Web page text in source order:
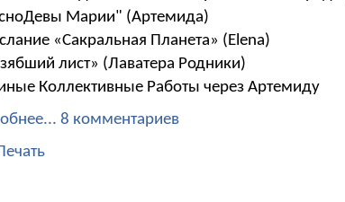
Марии" (Артемида)
«Сакральная Планета» (Elena)
лист» (Лаватера Родники)
Коллективные Работы через Артемиду
8 комментариев